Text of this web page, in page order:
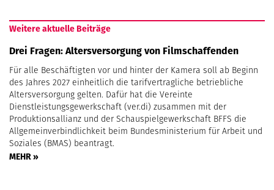
Weitere aktuelle Beiträge
Drei Fragen: Altersversorgung von Filmschaffenden
Für alle Beschäftigten vor und hinter der Kamera soll ab Beginn
des Jahres 2027 einheitlich die tarifvertragliche betriebliche
Altersversorgung gelten. Dafür hat die Vereinte
Dienstleistungsgewerkschaft (ver.di) zusammen mit der
Produktionsallianz und der Schauspielgewerkschaft BFFS die
Allgemeinverbindlichkeit beim Bundesministerium für Arbeit und
Soziales (BMAS) beantragt.
MEHR »